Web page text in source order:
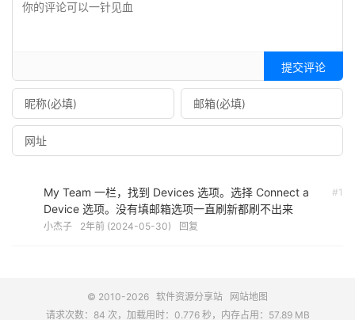
提交评论
#1
My Team 一栏，找到 Devices 选项。选择 Connect a
Device 选项。没有填邮箱选项一直刷新都刷不出来
小杰子 2年前 (2024-05-30) 回复
© 2010-2026 软件资源分享站
网站地图
请求次数：84 次，加载用时：0.776 秒，内存占用：57.89 MB